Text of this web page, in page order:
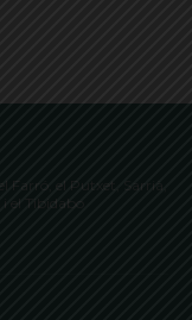
Farró, el Putxet, Sarrià,
i el Tibidabo